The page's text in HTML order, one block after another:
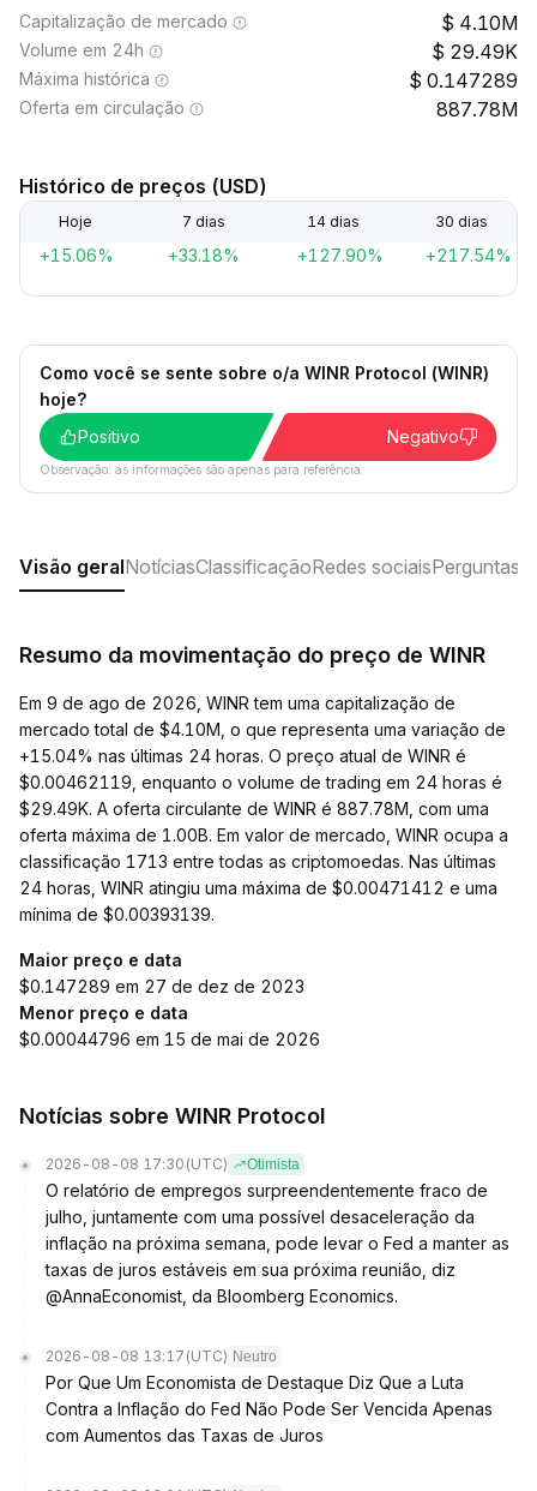
Capitalização de mercado 4.10M
Volume em 24h 29.49K
Máxima histórica 0.147289
Oferta em circulação 887.78M
Histórico de preços (USD)
Hoje 7 dias 14 dias 30 dias
+15.06% +33.18% +127.90% +217.54%
Como você se sente sobre o/a WINR Protocol (WINR)
hoje?
Positivo
Negativo
Observação: as informações são apenas para referência.
Visão geralNotíciasClassificaçãoRedes sociaisPerguntas
Resumo da movimentação do preço de WINR
Em 9 de ago de 2026, WINR tem uma capitalização de
mercado total de $4.10M, o que representa uma variação de
+15.04% nas últimas 24 horas. O preço atual de WINR é
$0.00462119, enquanto o volume de trading em 24 horas é
$29.49K. A oferta circulante de WINR é 887.78M, com uma
oferta máxima de 1.00B. Em valor de mercado, WINR ocupa a
classificação 1713 entre todas as criptomoedas. Nas últimas
24 horas, WINR atingiu uma máxima de $0.00471412 e uma
mínima de $0.00393139.
Maior preço e data
$0.147289 em 27 de dez de 2023
Menor preço e data
$0.00044796 em 15 de mai de 2026
Notícias sobre WINR Protocol
2026-08-08 17:30 (UTC) Otimista
O relatório de empregos surpreendentemente fraco de
julho, juntamente com uma possível desaceleração da
inflação na próxima semana, pode levar o Fed a manter as
taxas de juros estáveis em sua próxima reunião, diz
@AnnaEconomist, da Bloomberg Economics.
2026-08-08 13:17 (UTC) Neutro
Por Que Um Economista de Destaque Diz Que a Luta
Contra a Inflação do Fed Não Pode Ser Vencida Apenas
com Aumentos das Taxas de Juros